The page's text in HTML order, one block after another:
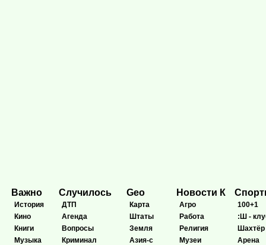
Важно
История
Кино
Книги
Музыка
Случилось
ДТП
Агенда
Вопросы
Криминал
Geo
Карта
Штаты
Земля
Азия-с
Новости К
Агро
Работа
Религия
Музеи
100+1
:Ш -
Шахтёр
Арена